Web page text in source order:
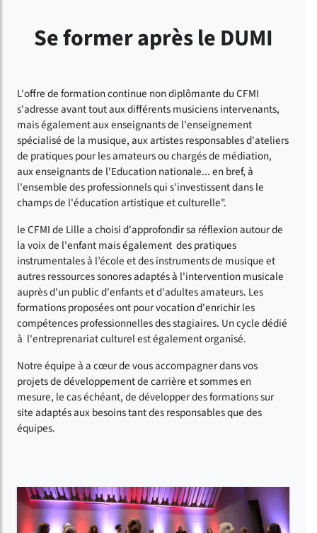
Se former après le DUMI
L'offre de formation continue non diplômante du CFMI
s'adresse avant tout aux différents musiciens intervenants,
mais également aux enseignants de l'enseignement
spécialisé de la musique, aux artistes responsables d'ateliers
de pratiques pour les amateurs ou chargés de médiation,
aux enseignants de l'Education nationale... en bref, à
l'ensemble des professionnels qui s'investissent dans le
champs de l'éducation artistique et culturelle".
le CFMI de Lille a choisi d'approfondir sa réflexion autour de
la voix de l'enfant mais également des pratiques
instrumentales à l’école et des instruments de musique et
autres ressources sonores adaptés à l'intervention musicale
auprès d'un public d'enfants et d'adultes amateurs. Les
formations proposées ont pour vocation d'enrichir les
compétences professionnelles des stagiaires. Un cycle dédié
à l'entreprenariat culturel est également organisé.
Notre équipe à a cœur de vous accompagner dans vos
projets de développement de carrière et sommes en
mesure, le cas échéant, de développer des formations sur
site adaptés aux besoins tant des responsables que des
équipes.